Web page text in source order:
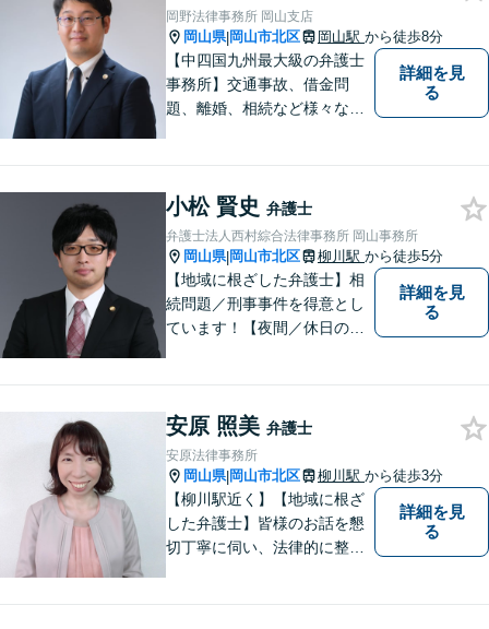
岡野法律事務所 岡山支店
岡山県|岡山市北区 岡山駅 から徒歩8分
【中四国九州最大級の弁護士
事務所】交通事故、借金問
題、離婚、相続など様々な問
い！
詳細を見
る
小松 賢史 弁護士
弁護士法人西村綜合法律事務所 岡山事務所
岡山県|岡山市北区 柳川駅 から徒歩5分
【地域に根ざした弁護士】相
続問題／刑事事件を得意とし
ています！【夜間／休日の相
詳細を見
る
安原 照美 弁護士
安原法律事務所
岡山県|岡山市北区 柳川駅 から徒歩3分
【柳川駅近く】【地域に根ざ
した弁護士】皆様のお話を懇
切丁寧に伺い、法律的に整理
詳細を見
る